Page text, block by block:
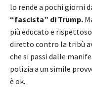
lo rende a pochi giorni
“fascista” di Trump.
più educato e
diretto contro la tribù
che si passi dalle
polizia a un simile
è ok.